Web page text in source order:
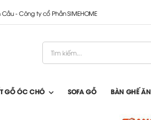
- Công ty cổ Phần SIMEHOME
GỖ ÓC CHÓ SOFA GỖ BÀN GHẾ ĂN